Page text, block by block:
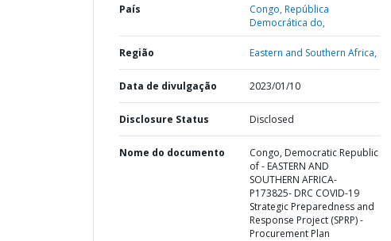
País Congo,República
Democrática do,
Região Eastern and Southern Africa,
Data de divulgação 2023/01/10
Disclosure Status Disclosed
Nome do documento
Congo, Democratic Republic
of - EASTERN AND
SOUTHERN AFRICA-
P173825- DRC COVID-19
Strategic Preparedness and
Response Project (SPRP) -
Procurement Plan